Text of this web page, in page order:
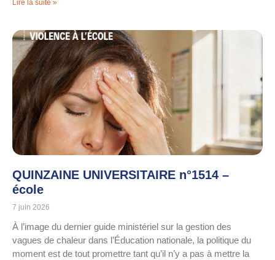
Lire la suite »
QUINZAINE UNIVERSITAIRE n°1514 –
école
7 juin 2026
À l’image du dernier guide ministériel sur la gestion des
vagues de chaleur dans l’Éducation nationale, la politique du
moment est de tout promettre tant qu’il n’y a pas à mettre la